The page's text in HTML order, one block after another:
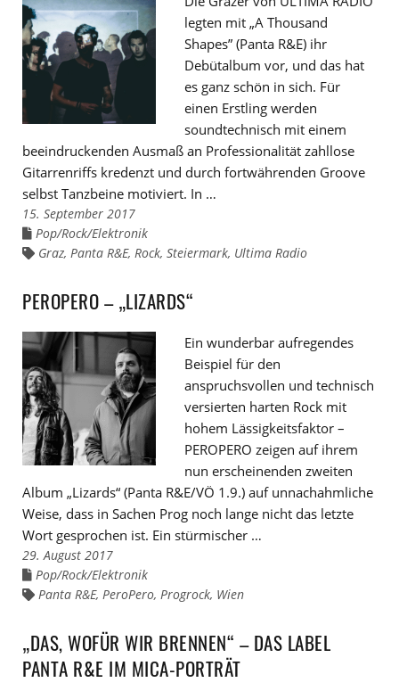
legten mit „A Thousand
Shapes” (Panta R&E) ihr
Debütalbum vor, und das hat
es ganz schön in sich. Für
einen Erstling werden
soundtechnisch mit einem
beeindruckenden Ausmaß an Professionalität zahllose
Gitarrenriffs kredenzt und durch fortwährenden Groove
selbst Tanzbeine motiviert. In …
15. September 2017
Links
den
Pop/Rock/Elektronik
Links
Graz, Panta R&E, Rock, Steiermark, Ultima Radio
PEROPERO – „LIZARDS“
Ein wunderbar aufregendes
Beispiel für den
anspruchsvollen und technisch
versierten harten Rock mit
hohem Lässigkeitsfaktor –
PEROPERO zeigen auf ihrem
nun erscheinenden zweiten
Album „Lizards“ (Panta R&E/VÖ 1.9.) auf unnachahmliche
Weise, dass in Sachen Prog noch lange nicht das letzte
Wort gesprochen ist. Ein stürmischer …
29. August 2017
Links
den
Pop/Rock/Elektronik
Links
Panta R&E, PeroPero, Progrock, Wien
„DAS, WOFÜR WIR BRENNEN“ – DAS LABEL
PANTA R&E IM MICA-PORTRÄT